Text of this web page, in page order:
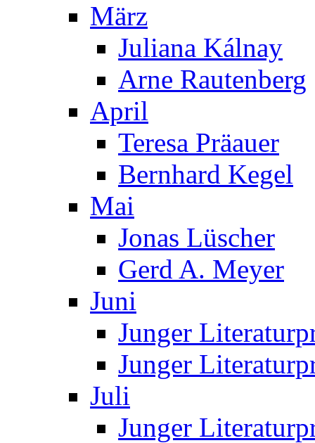
März
Juliana Kálnay
Arne Rautenberg
April
Teresa Präauer
Bernhard Kegel
Mai
Jonas Lüscher
Gerd A. Meyer
Juni
Junger
Junger
Juli
Junger